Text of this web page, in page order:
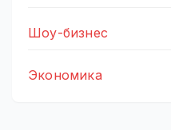
Шоу-бизнес
Экономика